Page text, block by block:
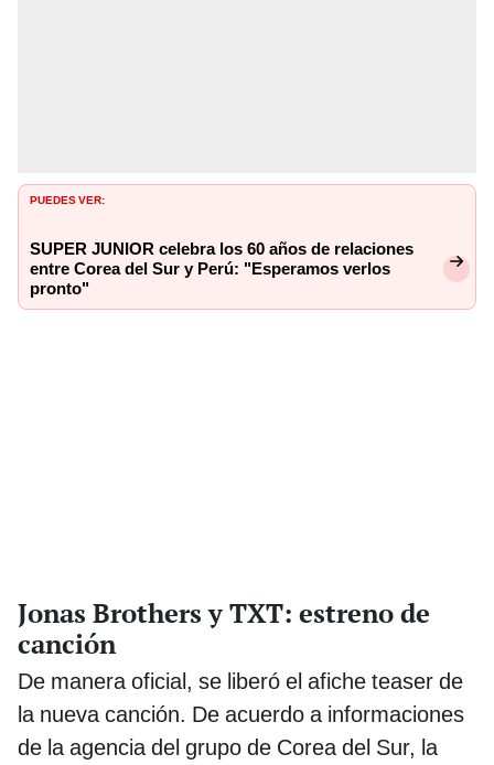
PUEDES VER:
SUPER JUNIOR celebra los 60 años de relaciones
entre Corea del Sur y Perú: "Esperamos verlos
pronto"
Jonas Brothers y TXT: estreno de
canción
De manera oficial, se liberó el afiche teaser de
la nueva canción. De acuerdo a informaciones
de la agencia del grupo de Corea del Sur, la